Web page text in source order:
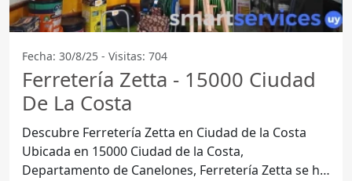
Fecha: 30/8/25 - Visitas: 704
Ferretería Zetta - 15000 Ciudad
De La Costa
Descubre Ferretería Zetta en Ciudad de la Costa
Ubicada en 15000 Ciudad de la Costa,
Departamento de Canelones, Ferretería Zetta se ha